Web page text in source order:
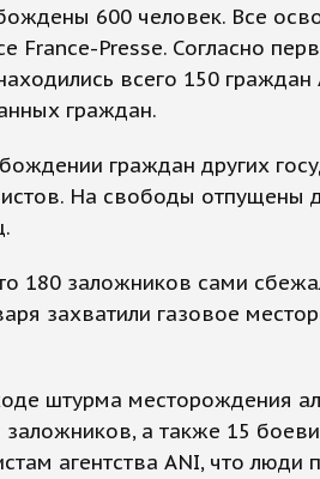
600 человек. Все
France-Presse. Согласно
всего 150
граждан.
граждан других
На свободы отпущены
180 заложников сами
захватили газовое
штурма месторождения
а также 15
агентства ANI, что люди